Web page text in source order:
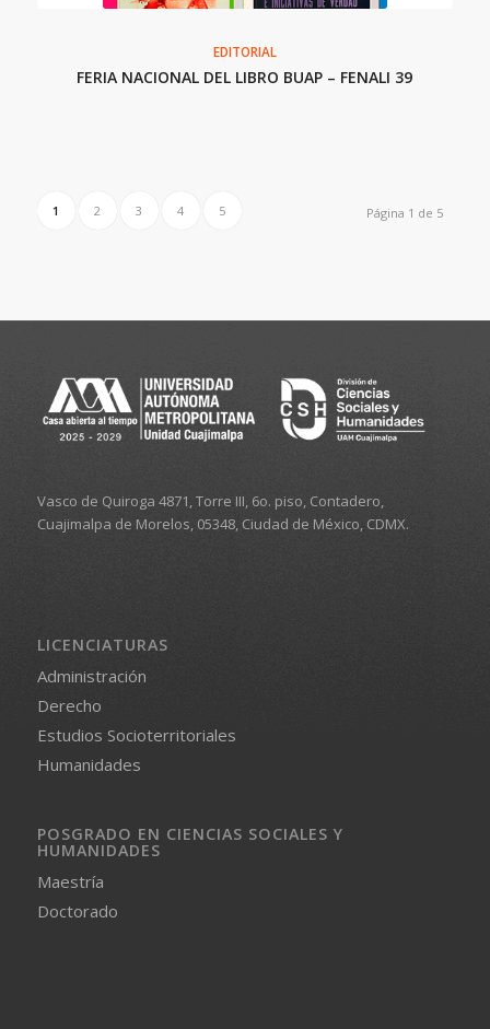
EDITORIAL
FERIA NACIONAL DEL LIBRO BUAP – FENALI 39
Página 1 de 5
1 2 3 4 5
Vasco de Quiroga 4871, Torre III, 6o. piso, Contadero,
Cuajimalpa de Morelos, 05348, Ciudad de México, CDMX.
LICENCIATURAS
Administración
Derecho
Estudios Socioterritoriales
Humanidades
POSGRADO EN CIENCIAS SOCIALES Y
HUMANIDADES
Maestría
Doctorado